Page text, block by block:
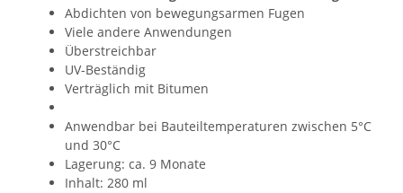
Abdichten von bewegungsarmen Fugen
Viele andere Anwendungen
Überstreichbar
UV-Beständig
Verträglich mit Bitumen
Anwendbar bei Bauteiltemperaturen zwischen 5°C
und 30°C
Lagerung: ca. 9 Monate
Inhalt: 280 ml